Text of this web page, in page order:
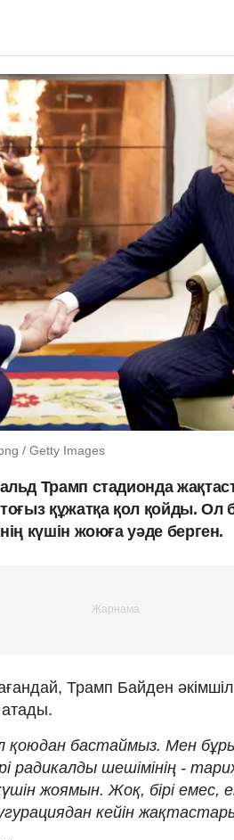
/ Getty Images
Трамп стадионда
құжатқа қол қойды. Ол
күшін жоюға уәде берген.
Трамп Байден
атады.
қоюдан бастаймыз. Мен
радикалды шешімінің -
жоямын. Жоқ, бірі емес,
кейін